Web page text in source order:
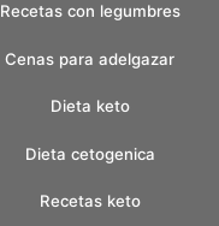
Recetas con legumbres
Cenas para adelgazar
Dieta keto
Dieta cetogenica
Recetas keto